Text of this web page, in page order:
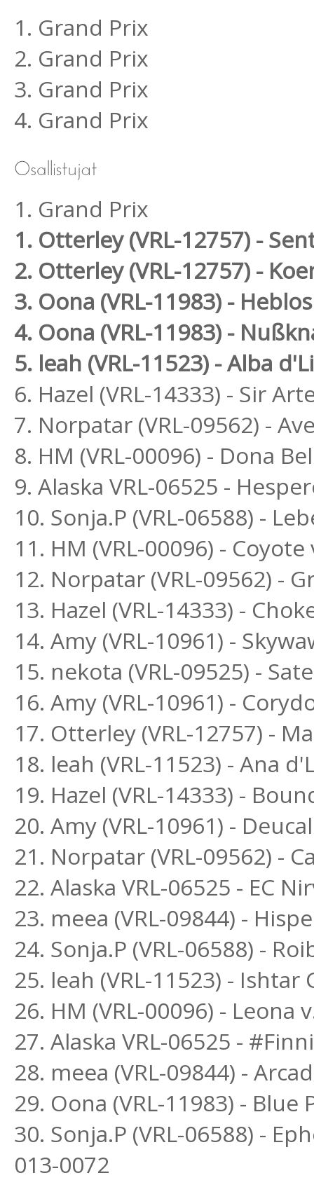
1. Grand Prix
2. Grand Prix
3. Grand Prix
4. Grand Prix
1. Grand Prix
1. Otterley (VRL-12757) -
2. Otterley (VRL-12757) -
3. Oona (VRL-11983) - Heblos
4. Oona (VRL-11983) -
5. leah (VRL-11523) - Alba
6. Hazel (VRL-14333) - Sir
7. Norpatar (VRL-09562) -
8. HM (VRL-00096) - Dona
9. Alaska VRL-06525 -
10. Sonja.P (VRL-06588) -
11. HM (VRL-00096) -
12. Norpatar (VRL-09562) -
13. Hazel (VRL-14333) -
14. Amy (VRL-10961) -
15. nekota (VRL-09525) -
16. Amy (VRL-10961) -
17. Otterley (VRL-12757) -
18. leah (VRL-11523) - Ana
19. Hazel (VRL-14333) -
20. Amy (VRL-10961) -
21. Norpatar (VRL-09562) -
22. Alaska VRL-06525 - EC
23. meea (VRL-09844) -
24. Sonja.P (VRL-06588) -
25. leah (VRL-11523) -
26. HM (VRL-00096) - Leona
27. Alaska VRL-06525 -
28. meea (VRL-09844) -
29. Oona (VRL-11983) -
30. Sonja.P (VRL-06588) -
013-0072